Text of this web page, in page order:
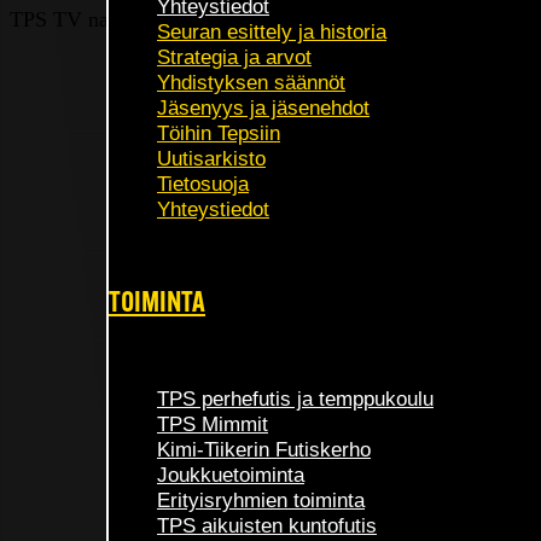
Yhteystiedot
Seuran esittely ja historia
Strategia ja arvot
Yhdistyksen säännöt
Jäsenyys ja jäsenehdot
Töihin Tepsiin
Uutisarkisto
Tietosuoja
Yhteystiedot
TOIMINTA
TPS perhefutis ja temppukoulu
TPS Mimmit
Kimi-Tiikerin Futiskerho
Joukkuetoiminta
Erityisryhmien toiminta
TPS aikuisten kuntofutis
TPS TV nappasi Saarikiven myös perjantain pelin